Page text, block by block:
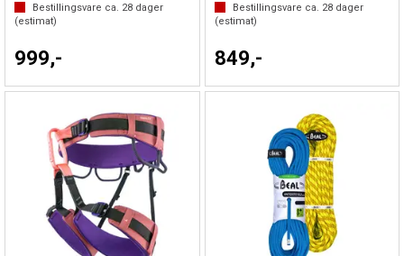
Bestillingsvare ca. 28 dager
(estimat)
999,-
Bestillingsvare ca. 28dager
(estimat)
849,-